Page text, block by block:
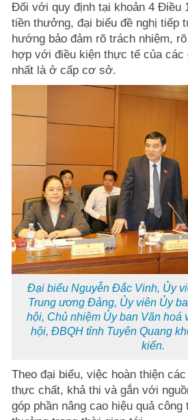
Đối với quy định tại khoản 4 Điều
tiền thưởng, đại biểu đề nghị tiếp
hướng bảo đảm rõ trách nhiệm,
hợp với điều kiện thực tế của các
nhất là ở cấp cơ sở.
Đại biểu Nguyễn Đắc Vinh, Ủy
Trung ương Đảng, Ủy viên Ủy
hội, Chủ nhiệm Ủy ban Văn hoá
hội, ĐBQH tỉnh Tuyên Quang
kiến.
Theo đại biểu, việc hoàn thiện
thực chất, khả thi và gắn với
góp phần nâng cao hiệu quả công